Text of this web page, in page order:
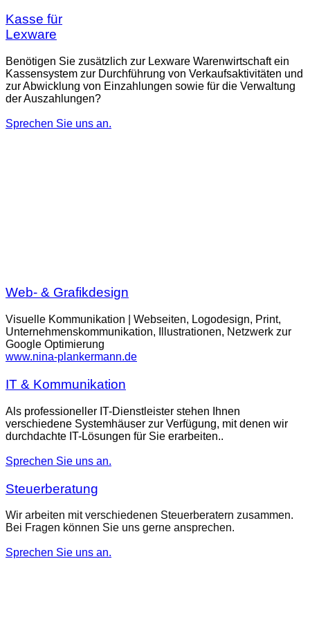
Kasse für
Lexware
Benötigen Sie zusätzlich zur Lexware Warenwirtschaft ein
Kassensystem zur Durchführung von Verkaufsaktivitäten und
zur Abwicklung von Einzahlungen sowie für die Verwaltung
der Auszahlungen?
Sprechen Sie uns an.
Web- & Grafikdesign
Visuelle Kommunikation | Webseiten, Logodesign, Print,
Unternehmenskommunikation, Illustrationen, Netzwerk zur
Google Optimierung
www.nina-plankermann.de
IT & Kommunikation
Als professioneller IT-Dienstleister stehen Ihnen
verschiedene Systemhäuser zur Verfügung, mit denen wir
durchdachte IT-Lösungen für Sie erarbeiten..
Sprechen Sie uns an.
Steuerberatung
Wir arbeiten mit verschiedenen Steuerberatern zusammen.
Bei Fragen können Sie uns gerne ansprechen.
Sprechen Sie uns an.